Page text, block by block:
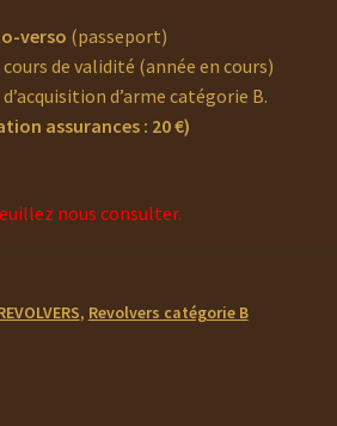
verso (passeport)
cours de validité (année en cours)
d’arme catégorie B.
assurances : 20 €)
nous consulter.
, Revolvers catégorie B